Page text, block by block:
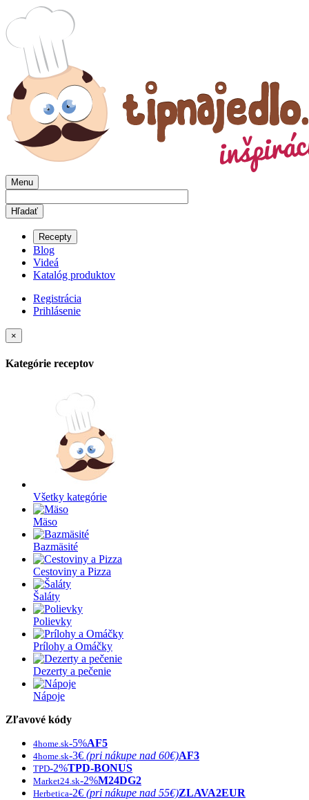
Menu
Recepty
Blog
Videá
Katalóg produktov
Registrácia
Prihlásenie
×
Kategórie receptov
Všetky kategórie
Mäso
Bazmäsité
Cestoviny a Pizza
Šaláty
Polievky
Prílohy a Omáčky
Dezerty a pečenie
Nápoje
Zľavové kódy
4home.sk-5%AF5
4home.sk-3€ (pri nákupe nad 60€)AF3
TPD-2%TPD-BONUS
Market24.sk-2%M24DG2
Herbetica-2€ (pri nákupe nad 55€)ZLAVA2EUR